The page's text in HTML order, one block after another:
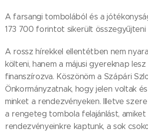
A farsangi tombolából és a
173 700 forintot sikerült összegyűjteni
A rossz hírekkel ellentétben nem
költeni, hanem a májusi gyereknap
finanszírozva. Köszönöm a Szápári
Önkormányzatnak, hogy jelen voltak
minket a rendezvényeken. Illetve
a rengeteg tombola felajánlást, amiket
rendezvényeinkre kaptunk, a sok